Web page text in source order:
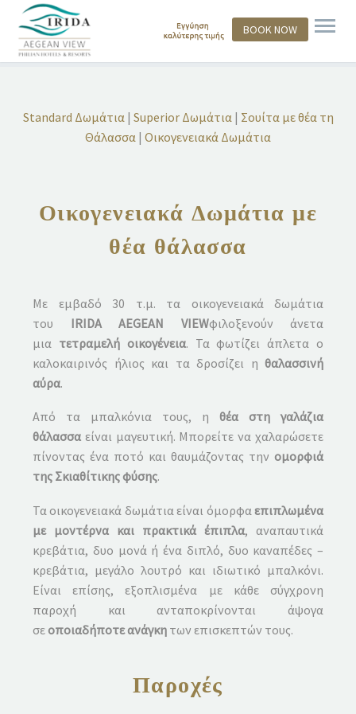
BOOK NOW
Standard Δωμάτια| Superior Δωμάτια| Σουίτα με θέα τη
Θάλασσα | Οικογενειακά Δωμάτια
Οικογενειακά Δωμάτια με
θέα θάλασσα
Με εμβαδό 30 τ.μ. τα οικογενειακά δωμάτια
του IRIDA AEGEAN VIEWφιλοξενούν άνετα
μια τετραμελή οικογένεια. Τα φωτίζει άπλετα ο
καλοκαιρινός ήλιος και τα δροσίζει η θαλασσινή
αύρα.
Από τα μπαλκόνια τους, η θέα στη γαλάζια
θάλασσα είναι μαγευτική. Μπορείτε να χαλαρώσετε
πίνοντας ένα ποτό και θαυμάζοντας την ομορφιά
της Σκιαθίτικης φύσης.
Τα οικογενειακά δωμάτια είναι όμορφα επιπλωμένα
με μοντέρνα και πρακτικά έπιπλα, αναπαυτικά
κρεβάτια, δυο μονά ή ένα διπλό, δυο καναπέδες –
κρεβάτια, μεγάλο λουτρό και ιδιωτικό μπαλκόνι.
Είναι επίσης, εξοπλισμένα με κάθε σύγχρονη
παροχή και ανταποκρίνονται άψογα
σεοποιαδήποτε ανάγκη των επισκεπτών τους.
Παροχές